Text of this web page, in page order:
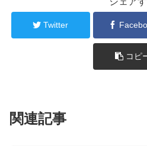
Twitter
コピ
関連記事